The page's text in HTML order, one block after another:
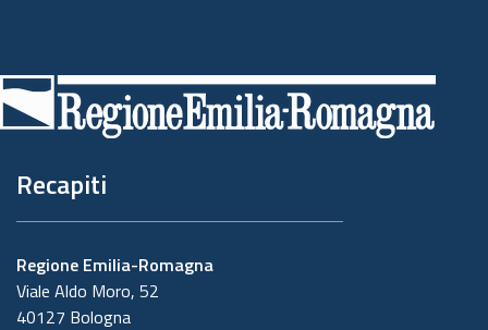
di
pagina
Recapiti
Regione Emilia-Romagna
Viale Aldo Moro, 52
40127 Bologna